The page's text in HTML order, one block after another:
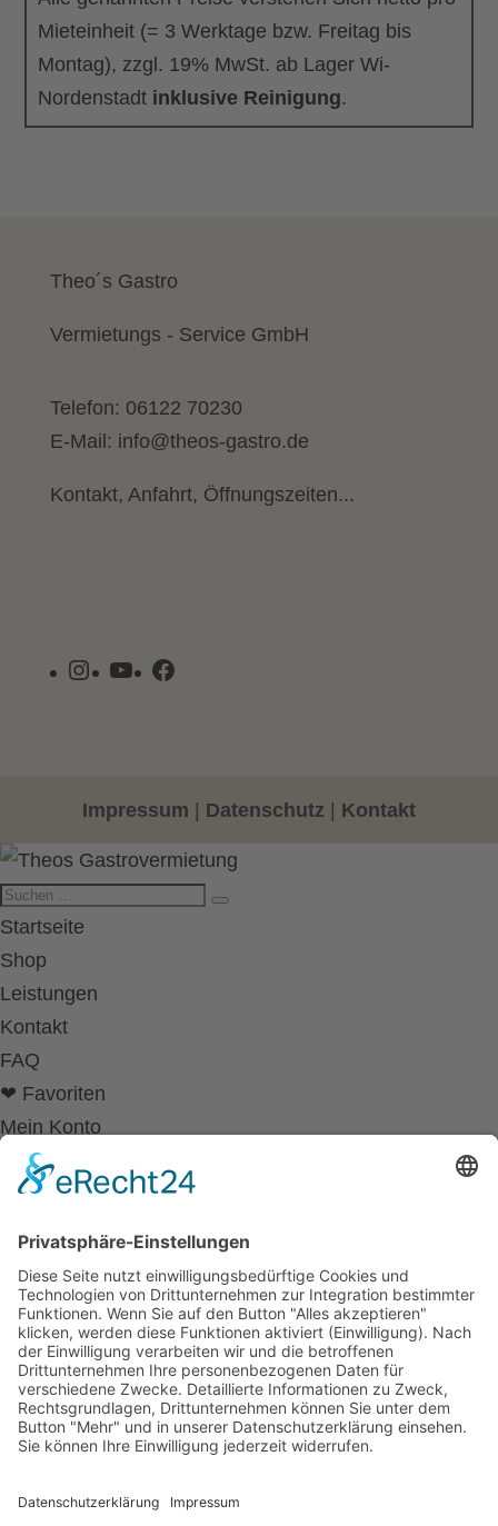
Mieteinheit (= 3 Werktage bzw. Freitag bis
Montag), zzgl. 19% MwSt. ab Lager Wi-
Nordenstadt inklusive Reinigung.
Theo´s Gastro
Vermietungs - Service GmbH
Telefon: 06122 70230
E-Mail: info@theos-gastro.de
Kontakt, Anfahrt, Öffnungszeiten...
Instagram
YouTubeFacebook
Impressum Datenschutz Kontakt
Startseite
Shop
Leistungen
Kontakt
FAQ
❤ Favoriten
Mein Konto
Betriebsferien
Wir befinden uns vom
19.12.2025 bis einschließlich 07.01.2026
in unseren Betriebsferien.
In dieser Zeit werden Anfragen
kann es zu Verzögerungen bei der